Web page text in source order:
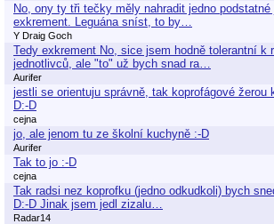
No, ony ty tři tečky měly nahradit jedno
exkrement. Leguána sníst, to by…
Y Draig Goch
Tedy exkrement No, sice jsem hodně tolerantní k
jednotlivců, ale "to" už bych snad ra…
Aurifer
jestli se orientuju správně, tak koprofágové žerou
D:-D
cejna
jo, ale jenom tu ze školní kuchyně :-D
Aurifer
Tak to jo :-D
cejna
Tak radsi nez koprofku (jedno odkudkoli) bych
D:-D Jinak jsem jedl zizalu…
Radar14